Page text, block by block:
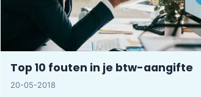
Top 10 fouten in je btw-aangifte
20-05-2018